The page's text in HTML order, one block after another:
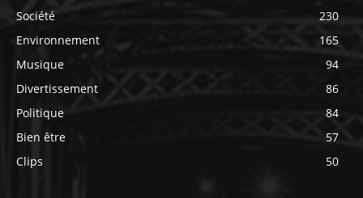
Société
230
Environnement
165
Musique
94
Divertissement
86
Politique
84
Bien être
57
Clips
50